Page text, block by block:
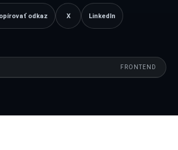
odkaz X LinkedIn
FRONTEND